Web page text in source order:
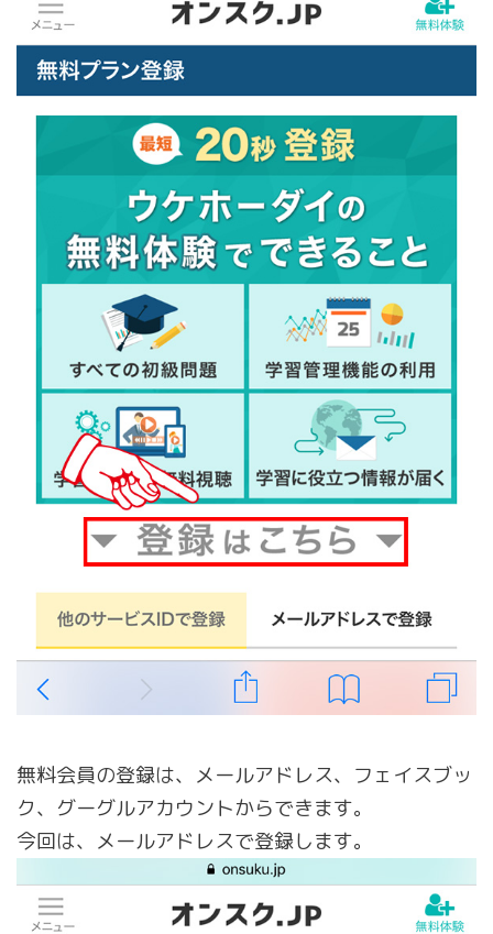
無料会員の登録は、メールアドレス、フェイスブッ
ク、グーグルアカウントからできます。
今回は、メールアドレスで登録します。